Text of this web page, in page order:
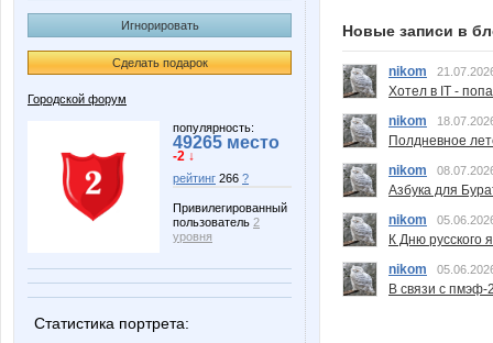
Игнорировать
Сделать подарок
Городской форум
популярность:
49265 место
-2 ↓
рейтинг 266 ?
Привилегированный
пользователь 2
уровня
Статистика портрета:
Новые записи в
nikom
Хотел в IT -
nikom
Полдневное
nikom
Азбука для
nikom
К Дню русского
nikom
В связи с пмэф-